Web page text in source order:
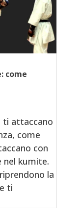
come
ti attaccano
come
con
nel kumite.
la
ti